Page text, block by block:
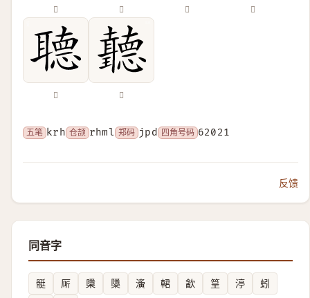
𦔽 𦕘 𦕢 𦖆
𦗟 𦘏
五笔 krh 仓颉 rhml 郑码 jpd 四角号码 62021
反馈
同音字
䯕 厛 檃 櫽 濥 輑 㱃 䇸 渟
蚓